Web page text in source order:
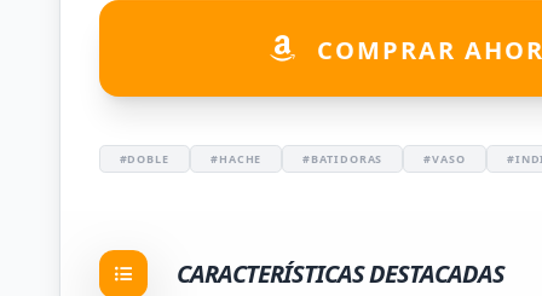
COMPRAR
#DOBLE #HACHE #BATIDORAS #VASO
CARACTERÍSTICAS DESTACADAS